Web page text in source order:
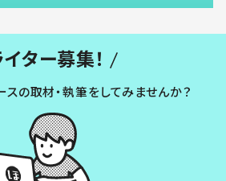
ター募集！
スの取材・執筆をしてみませんか？